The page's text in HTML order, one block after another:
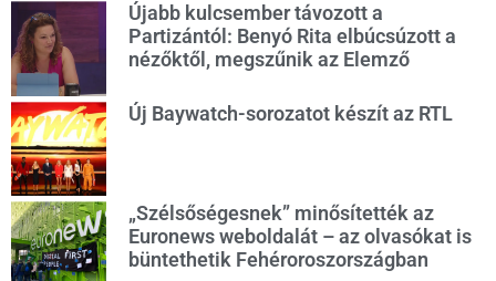
Újabb kulcsember távozott a
Partizántól: Benyó Rita elbúcsúzott a
nézőktől, megszűnik az Elemző
Új Baywatch-sorozatot készít az RTL
„Szélsőségesnek” minősítették az
Euronews weboldalát – az olvasókat is
büntethetik Fehéroroszországban